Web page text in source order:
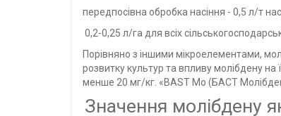
передпосівна обробка насіння - 0,5 л/т
0,2-0,25 л/га для всіх
Порівняно з іншими мікроелементами,
розвитку культур та впливу молібдену на
менше 20 мг/кг. «BAST Мо (БАСТ
Значення молібдену